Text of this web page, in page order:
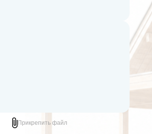
Прикрепить файл